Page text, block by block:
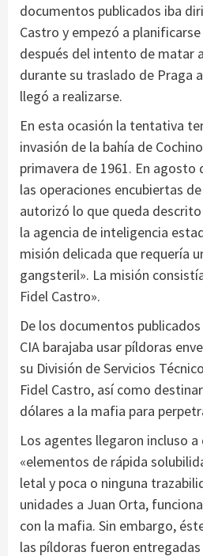
documentos publicados iba
Castro y empezó a
después del intento de matar
durante su traslado de Praga
llegó a realizarse.
En esta ocasión la tentativa
invasión de la bahía de
primavera de 1961. En agosto
las operaciones encubiertas
autorizó lo que queda
la agencia de inteligencia
misión delicada que requería
gangsteril». La misión
Fidel Castro».
De los documentos
CIA barajaba usar píldoras
su División de Servicios
Fidel Castro, así como
dólares a la mafia para
Los agentes llegaron incluso
«elementos de rápida
letal y poca o ninguna
unidades a Juan Orta,
con la mafia. Sin embargo,
las píldoras fueron entregadas